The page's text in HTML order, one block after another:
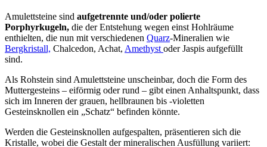
Amulettsteine sind aufgetrennte und/oder polierte
Porphyrkugeln, die der Entstehung wegen einst Hohlräume
enthielten, die nun mit verschiedenen Quarz-Mineralien wie
Bergkristall, Chalcedon, Achat, Amethystoder Jaspis aufgefüllt
sind.
Als Rohstein sind Amulettsteine unscheinbar, doch die Form des
Muttergesteins – eiförmig oder rund – gibt einen Anhaltspunkt, dass
sich im Inneren der grauen, hellbraunen bis -violetten
Gesteinsknollen ein „Schatz“ befinden könnte.
Werden die Gesteinsknollen aufgespalten, präsentieren sich die
Kristalle, wobei die Gestalt der mineralischen Ausfüllung variiert: